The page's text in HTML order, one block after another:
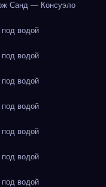
Санд — Консуэло
водой
водой
водой
водой
водой
водой
водой